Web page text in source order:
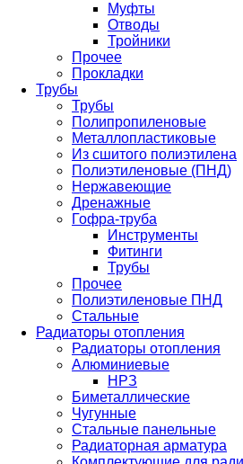
Муфты
Отводы
Тройники
Прочее
Прокладки
Трубы
Трубы
Полипропиленовые
Металлопластиковые
Из сшитого полиэтилена
Полиэтиленовые (ПНД)
Нержавеющие
Дренажные
Гофра-труба
Инструменты
Фитинги
Трубы
Прочее
Полиэтиленовые ПНД
Стальные
Радиаторы отопления
Радиаторы отопления
Алюминиевые
НРЗ
Биметаллические
Чугунные
Стальные панельные
Радиаторная арматура